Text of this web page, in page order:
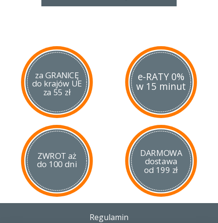
za GRANICĘ
do krajów UE
za 55 zł
e-RATY 0%
w 15 minut
ZWROT aż
do 100 dni
DARMOWA
dostawa
od 199 zł
Regulamin